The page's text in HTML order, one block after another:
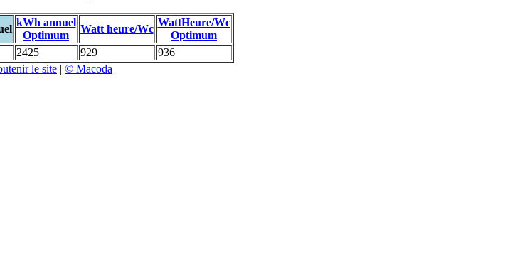
kWh annuel
Optimum
Watt heure/Wc
WattHeure/Wc
Optimum
2425 929
936
le site | © Macoda